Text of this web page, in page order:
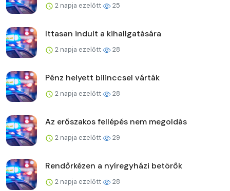
2 napja ezelőtt 25
Ittasan indult a kihallgatására
2 napja ezelőtt 28
Pénz helyett bilinccsel várták
2 napja ezelőtt 28
Az erőszakos fellépés nem megoldás
2 napja ezelőtt 29
Rendőrkézen a nyíregyházi betörők
2 napja ezelőtt 28